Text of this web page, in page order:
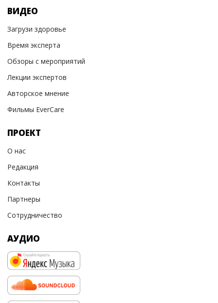
ВИДЕО
Загрузи здоровье
Время эксперта
Обзоры с мероприятий
Лекции экспертов
Авторское мнение
Фильмы EverCare
ПРОЕКТ
О нас
Редакция
Контакты
Партнеры
Сотрудничество
АУДИО